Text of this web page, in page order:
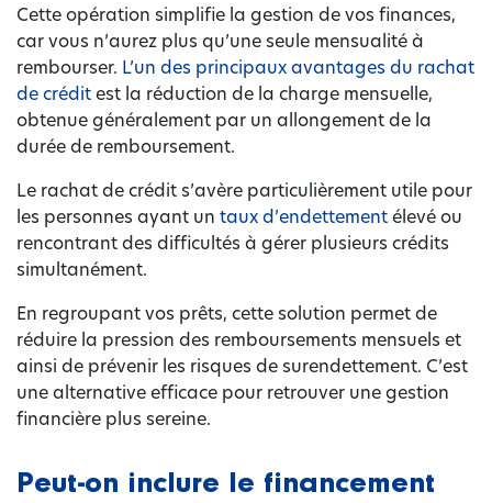
Cette opération simplifie la gestion de vos finances,
car vous n’aurez plus qu’une seule mensualité à
rembourser. L’un des principaux avantages du rachat
de créditest la réduction de la charge mensuelle,
obtenue généralement par un allongement de la
durée de remboursement.
Le rachat de crédit s’avère particulièrement utile pour
les personnes ayant un taux d’endettementélevé ou
rencontrant des difficultés à gérer plusieurs crédits
simultanément.
En regroupant vos prêts, cette solution permet de
réduire la pression des remboursements mensuels et
ainsi de prévenir les risques de surendettement. C’est
une alternative efficace pour retrouver une gestion
financière plus sereine.
Peut-on inclure le financement